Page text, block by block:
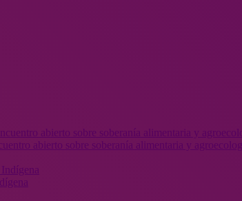
abierto sobre soberanía alimentaria y